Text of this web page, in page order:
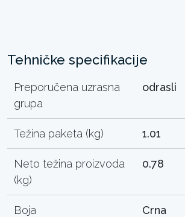
Tehničke specifikacije
Preporučena uzrasna
grupa
odrasli
Težina paketa (kg) 1.01
Neto težina proizvoda
(kg)
0.78
Boja Crna